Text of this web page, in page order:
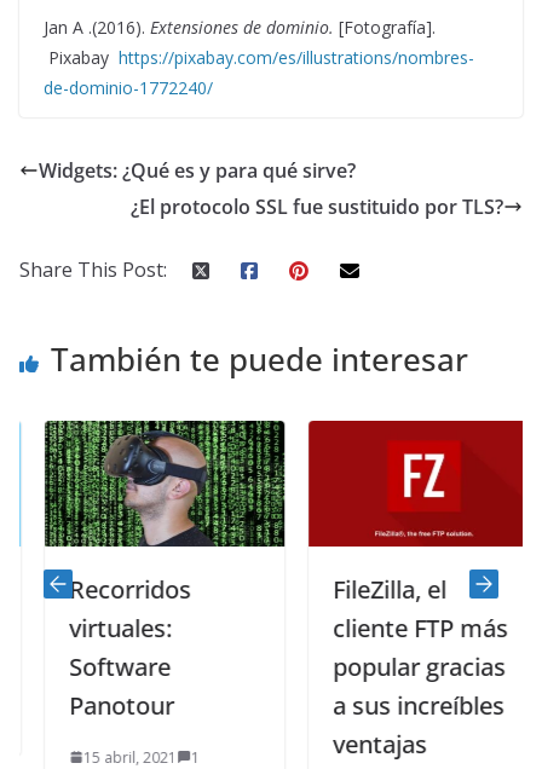
Jan A .(2016). Extensiones de dominio. [Fotografía].
Pixabay https://pixabay.com/es/illustrations/nombres-
de-dominio-1772240/
Widgets: ¿Qué es y para qué sirve?
¿El protocolo SSL fue sustituido por TLS?
Share This Post:
También te puede interesar
Recorridos
virtuales:
Software
Panotour
15 abril, 2021 1
FileZilla, el
cliente FTP más
popular gracias
a sus increíbles
ventajas